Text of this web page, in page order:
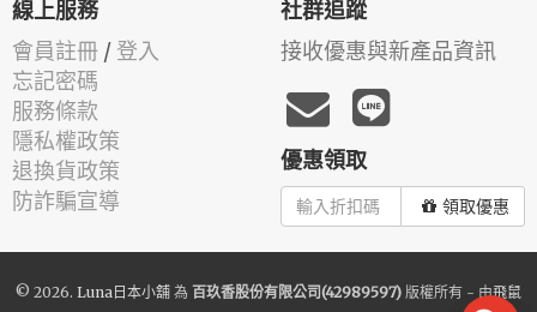
線上服務
會員註冊 / 登入
忘記密碼
服務條款
隱私權政策
退換貨政策
防詐騙宣導
社群追蹤
接收優惠與新產品資訊
優惠領取
領取優惠
© 2026. Luna日本小舖 為 百玖香股份有限公司(42989597) 版權所有 - 由飛鼠